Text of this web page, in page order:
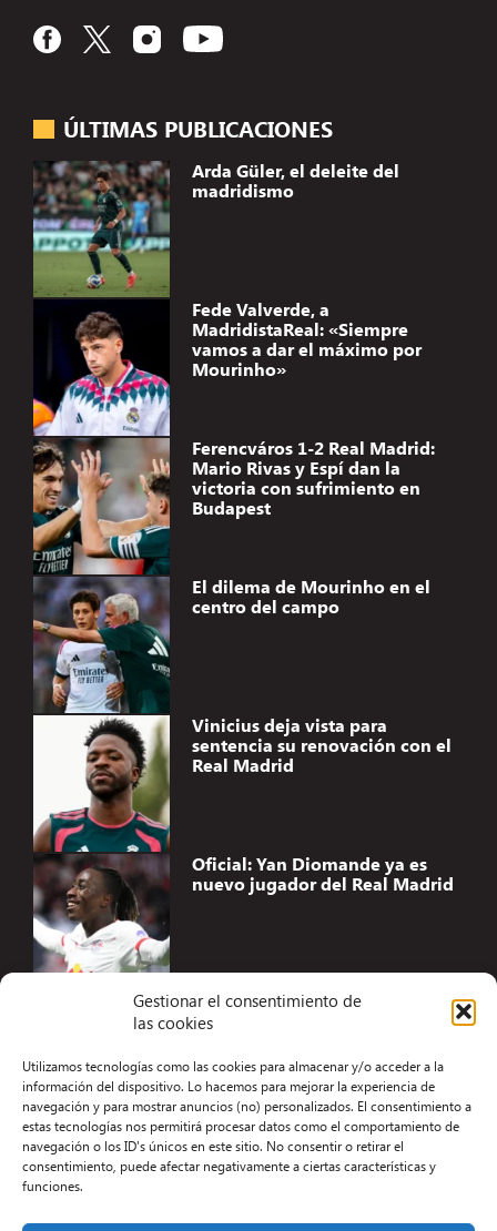
Gestionar el consentimiento de
las cookies
Utilizamos tecnologías como las cookies para almacenar y/o acceder a la
información del dispositivo. Lo hacemos para mejorar la experiencia de
navegación y para mostrar anuncios (no) personalizados. El consentimiento a
estas tecnologías nos permitirá procesar datos como el comportamiento de
navegación o los ID's únicos en este sitio. No consentir o retirar el
consentimiento, puede afectar negativamente a ciertas características y
funciones.
ÚLTIMAS PUBLICACIONES
Arda Güler, el deleite del
madridismo
Fede Valverde, a
MadridistaReal: «Siempre
vamos a dar el máximo por
Mourinho»
Ferencváros 1-2 Real Madrid:
Mario Rivas y Espí dan la
victoria con sufrimiento en
Budapest
El dilema de Mourinho en el
centro del campo
Vinicius deja vista para
sentencia su renovación con el
Real Madrid
Oficial: Yan Diomande ya es
nuevo jugador del Real Madrid
Aviso Legal
Términos y condiciones
Política de privacidad